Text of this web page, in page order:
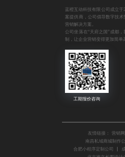
蓝橙互动科技有限公司成立
案提供商，公司倡导数字技
营销解决方案。
公司坐落在“天府之国”成都
制，让企业营销变得更加简单
友情链接： 营销
南昌私域商城制作
合肥小程序定制公司